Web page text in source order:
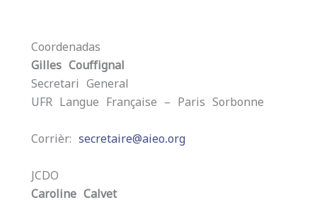
v
Coordenadas
Gilles Couffignal
Secretari General
UFR Langue Française – Paris-Sorbonne
Corrièr: secretaire@aieo.org
JCDO
Caroline Calvet